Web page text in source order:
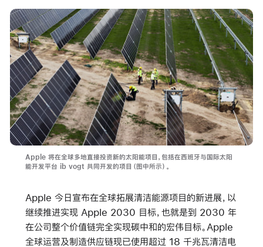
Apple 将在全球多地直接投资新的太阳能项目，包括在西班牙与国际太阳
能开发平台 ib vogt 共同开发的项目（图中所示）。
Apple 今日宣布在全球拓展清洁能源项目的新进展，以
继续推进实现 Apple 2030 目标，也就是到 2030 年
在公司整个价值链完全实现碳中和的宏伟目标。Apple
全球运营及制造供应链现已使用超过 18 千兆瓦清洁电